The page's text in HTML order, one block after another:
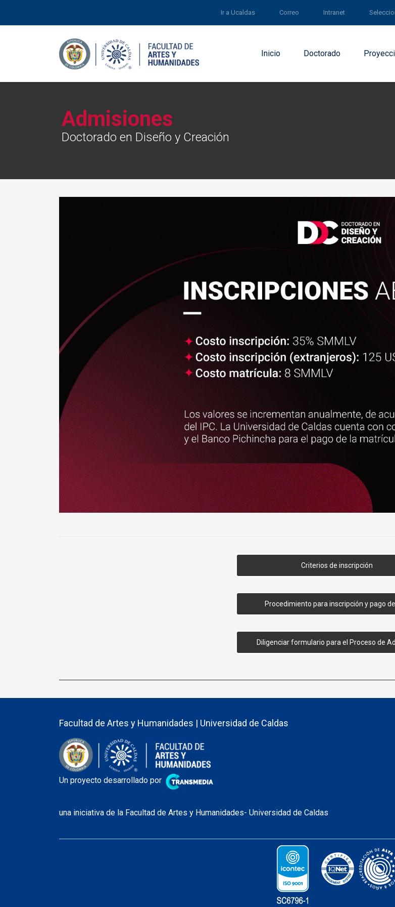
Ir a Ucaldas Correo Intranet
Inicio Doctorado
Admisiones
Doctorado en Diseño y Creación
Criterios de inscripción
Procedimiento para inscripción y pago
Diligenciar formulario para el Proceso de
Facultad de Artes y Humanidades | Universidad de Caldas
Un proyecto desarrollado por
una iniciativa de la Facultad de Artes y Humanidades- Universidad de Caldas